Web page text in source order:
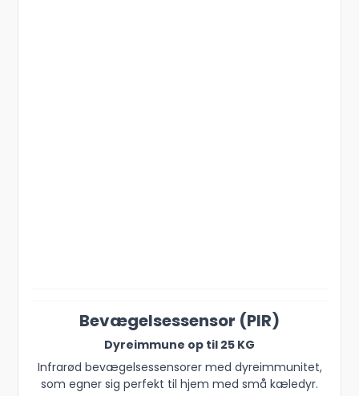
Bevægelsessensor (PIR)
Dyreimmune op til 25 KG
Infrarød bevægelsessensorer med dyreimmunitet,
som egner sig perfekt til hjem med små kæledyr.